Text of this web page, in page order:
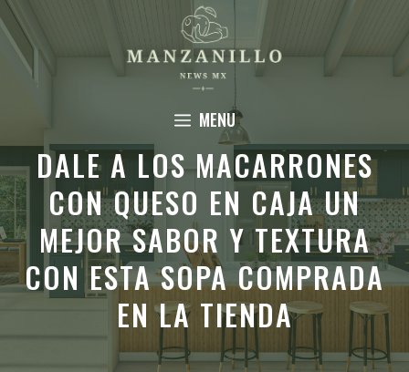
Saltar
al
contenido
MENU
DALE A LOS MACARRONES
CON QUESO EN CAJA UN
MEJOR SABOR Y TEXTURA
CON ESTA SOPA COMPRADA
EN LA TIENDA